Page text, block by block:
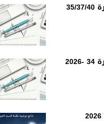
اعلان عن المنح المؤقت للاستشارة 35/37/40